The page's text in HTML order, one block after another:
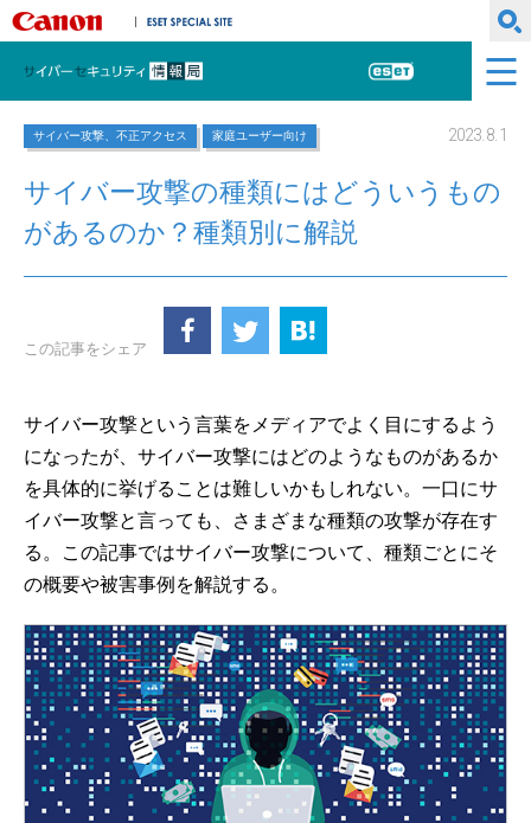
キヤノンマーケティングジャパン株式会社
サイバーセキュリティ情報局
ESET
サイバー攻撃、不正アクセス 家庭ユーザー向け 2023.8.1
サイバー攻撃の種類にはどういうもの
があるのか？種類別に解説
この記事をシェア
サイバー攻撃という言葉をメディアでよく目にするよう
になったが、サイバー攻撃にはどのようなものがあるか
を具体的に挙げることは難しいかもしれない。一口にサ
イバー攻撃と言っても、さまざまな種類の攻撃が存在す
る。この記事ではサイバー攻撃について、種類ごとにそ
の概要や被害事例を解説する。